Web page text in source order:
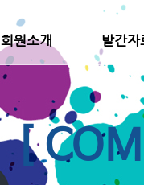
회원소개 발간자
[